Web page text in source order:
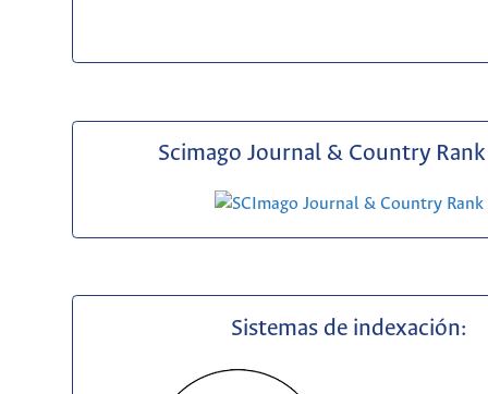
Scimago Journal & Country Rank
Sistemas de indexación: